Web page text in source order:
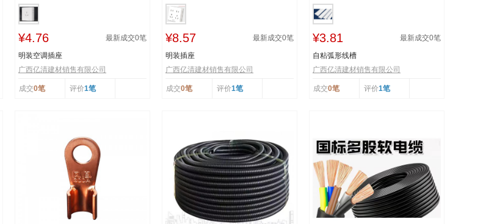
¥4.76 最新成交0笔
明装空调插座
广西亿清建材销售有限公司
成交0笔 评价1笔
¥8.57 最新成交0笔
明装插座
广西亿清建材销售有限公司
成交0笔 评价1笔
¥3.81 最新成交0笔
自粘弧形线槽
广西亿清建材销售有限公司
成交0笔 评价1笔